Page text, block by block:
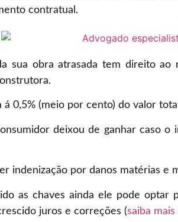
contratual.
sua obra atrasada tem direito
0,5% (meio por cento) do valor
deixou de ganhar caso
indenização por danos matérias e
as chaves ainda ele pode
juros e correções (saiba mais